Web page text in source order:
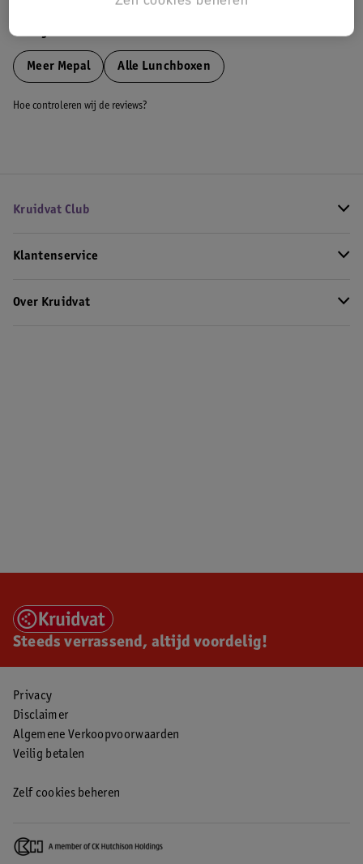
Bekijk ook
Meer Mepal Alle Lunchboxen
Hoe controleren wij de reviews?
Kruidvat Club
Klantenservice
Over Kruidvat
Steeds verrassend, altijd voordelig!
Privacy
Disclaimer
Algemene Verkoopvoorwaarden
Veilig betalen
Zelf cookies beheren